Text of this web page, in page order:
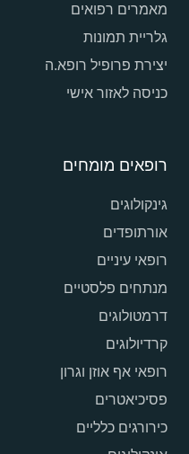
מאמרים רפואים
גלריית תמונות
יצירת פרופיל רופא.ה
כניסה לאזור אישי
רופאים מומחים
גינקולוגים
אורתופדים
רופאי עיניים
מנתחים פלסטיים
דרמטולוגים
קרדיולוגים
רופאי אף אוזן וגרון
פסיכיאטרים
כירורגים כלליים